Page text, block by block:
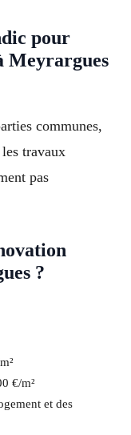
pour
Meyrargues
communes,
travaux
pas
?
€/m²
et des